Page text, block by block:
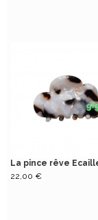
La pince rêve
22,00 €